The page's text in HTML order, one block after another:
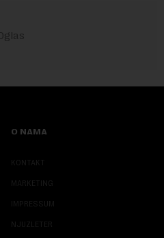
O NAMA
KONTAKT
MARKETING
IMPRESSUM
NJUZLETER